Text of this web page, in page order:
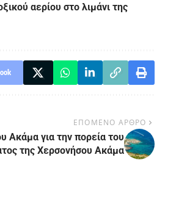
αερίου στο λιμάνι της
ΕΠΟΜΕΝΟ ΑΡΘΡΟ
Ακάμα για την πορεία του
της Χερσονήσου Ακάμα